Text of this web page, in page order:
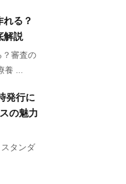
る？
解説
？審査の
...
発行に
の魅力
タンダ